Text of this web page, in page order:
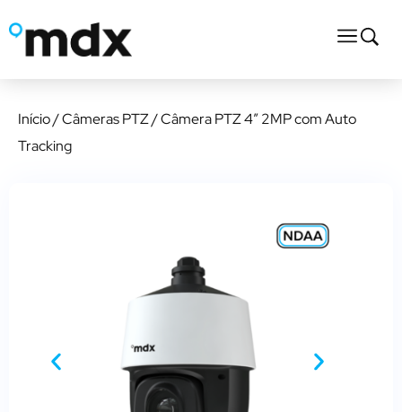
Início/Câmeras PTZ/ Câmera PTZ 4″ 2MP com Auto
Tracking